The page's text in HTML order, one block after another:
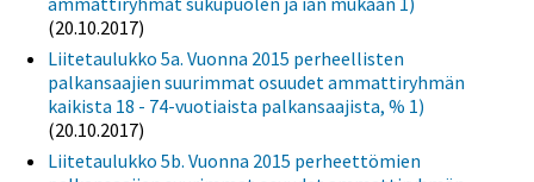
(20.10.2017)
Liitetaulukko 5a. Vuonna 2015 perheellisten
palkansaajien suurimmat osuudet ammattiryhmän
kaikista 18 - 74-vuotiaista palkansaajista, % 1)
(20.10.2017)
Liitetaulukko 5b. Vuonna 2015 perheettömien